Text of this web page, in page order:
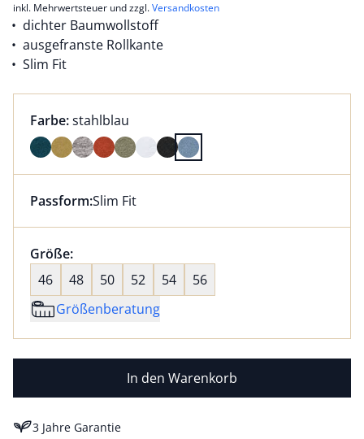
inkl. Mehrwertsteuer und zzgl.Versandkosten
dichter Baumwollstoff
ausgefranste Rollkante
Slim Fit
Farbauswahl:
Farbe:aktuell ausgewählt:
stahlblau
Farbe stahlblau ausgewählt
Dieser Artikel hat die Passform Slim Fit. für
Passform:Slim Fit
Größenauswahl:
Größe:nichts ausgewählt
46
48 50 52 54
56
Größenberatung
In den Warenkorb
3 Jahre Garantie